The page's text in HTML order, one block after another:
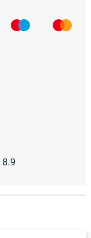
8.9